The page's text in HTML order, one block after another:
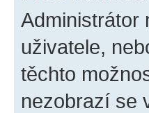
Administrátor
uživatele,
těchto
nezobrazí se